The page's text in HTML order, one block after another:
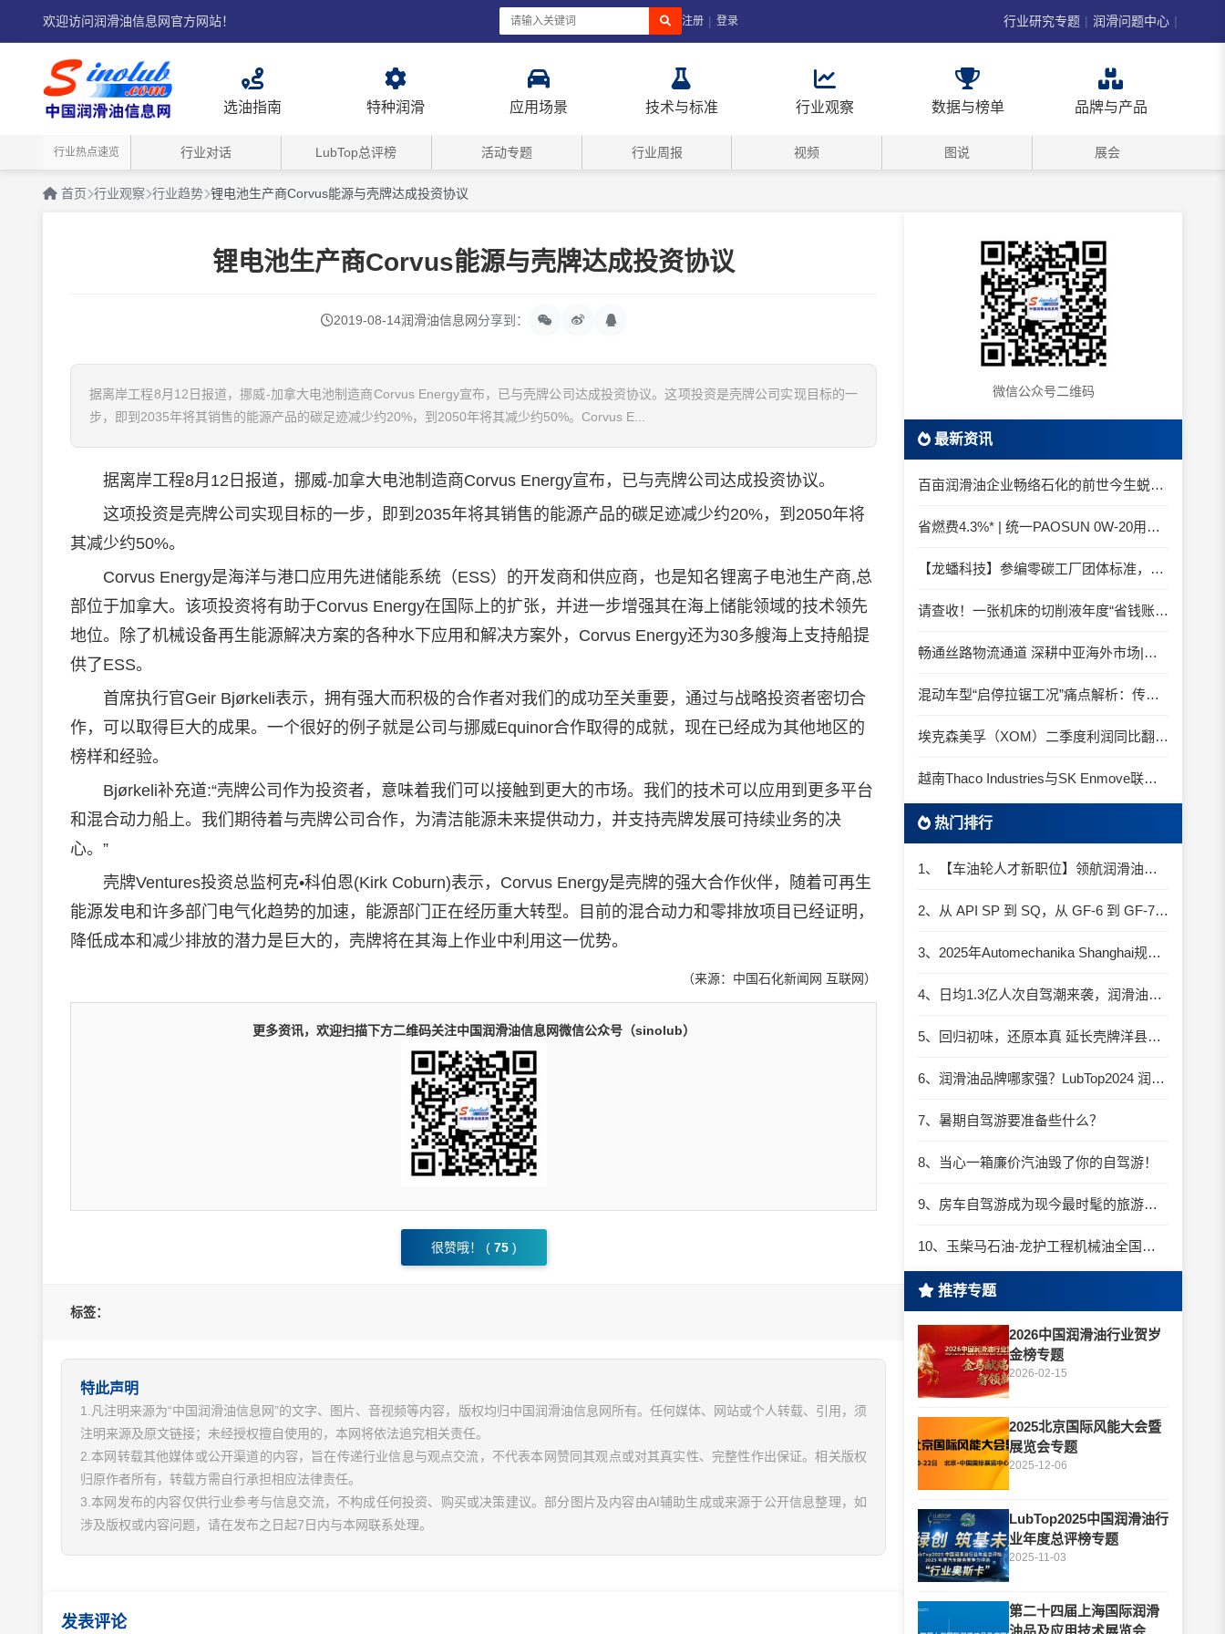
欢迎访问润滑油信息网官方网站！ 注册 | 登录 行业研究专题 | 润滑问题中心 |
选油指南 特种润滑 应用场景 技术与标准 行业观察 数据与榜单 品牌与产品
行业热点速览 行业对话 LubTop总评榜 活动专题 行业周报 视频 图说 展会
首页 行业观察 行业趋势 锂电池生产商Corvus能源与壳牌达成投资协议
锂电池生产商Corvus能源与壳牌达成投资协议
2019-08-14润滑油信息网分享到：
据离岸工程8月12日报道，挪威-加拿大电池制造商Corvus Energy宣布，已与壳牌公司达成投资协议。这项投资是壳牌公司实现目标的一
步，即到2035年将其销售的能源产品的碳足迹减少约20%，到2050年将其减少约50%。Corvus E...
据离岸工程8月12日报道，挪威-加拿大电池制造商Corvus Energy宣布，已与壳牌公司达成投资协议。
这项投资是壳牌公司实现目标的一步，即到2035年将其销售的能源产品的碳足迹减少约20%，到2050年将
其减少约50%。
Corvus Energy是海洋与港口应用先进储能系统（ESS）的开发商和供应商，也是知名锂离子电池生产商,总
部位于加拿大。该项投资将有助于Corvus Energy在国际上的扩张，并进一步增强其在海上储能领域的技术领先
地位。除了机械设备再生能源解决方案的各种水下应用和解决方案外，Corvus Energy还为30多艘海上支持船提
供了ESS。
首席执行官Geir Bjørkeli表示，拥有强大而积极的合作者对我们的成功至关重要，通过与战略投资者密切合
作，可以取得巨大的成果。一个很好的例子就是公司与挪威Equinor合作取得的成就，现在已经成为其他地区的
榜样和经验。
Bjørkeli补充道:“壳牌公司作为投资者，意味着我们可以接触到更大的市场。我们的技术可以应用到更多平台
和混合动力船上。我们期待着与壳牌公司合作，为清洁能源未来提供动力，并支持壳牌发展可持续业务的决
心。”
壳牌Ventures投资总监柯克•科伯恩(Kirk Coburn)表示，Corvus Energy是壳牌的强大合作伙伴，随着可再生
能源发电和许多部门电气化趋势的加速，能源部门正在经历重大转型。目前的混合动力和零排放项目已经证明，
降低成本和减少排放的潜力是巨大的，壳牌将在其海上作业中利用这一优势。
（来源：中国石化新闻网 互联网）
更多资讯，欢迎扫描下方二维码关注中国润滑油信息网微信公众号（sinolub）
很赞哦！ ( 75 )
标签：
特此声明
1.凡注明来源为“中国润滑油信息网”的文字、图片、音视频等内容，版权均归中国润滑油信息网所有。任何媒体、网站或个人转载、引用，须
注明来源及原文链接；未经授权擅自使用的，本网将依法追究相关责任。
2.本网转载其他媒体或公开渠道的内容，旨在传递行业信息与观点交流，不代表本网赞同其观点或对其真实性、完整性作出保证。相关版权
归原作者所有，转载方需自行承担相应法律责任。
3.本网发布的内容仅供行业参考与信息交流，不构成任何投资、购买或决策建议。部分图片及内容由AI辅助生成或来源于公开信息整理，如
涉及版权或内容问题，请在发布之日起7日内与本网联系处理。
发表评论
微信公众号二维码
最新资讯
百亩润滑油企业畅络石化的前世今生蜕变之路
省燃费4.3%* | 统一PAOSUN 0W-20用认证和标准说话
【龙蟠科技】参编零碳工厂团体标准，龙蟠科技以绿色智造锚定零碳未来
请查收！一张机床的切削液年度“省钱账单”
畅通丝路物流通道 深耕中亚海外市场|中国石化SINOPEC润滑油北京-阿拉木图图定班列顺利抵达
混动车型“启停拉锯工况”痛点解析：传统机油为何频繁出现油泥堆积？
埃克森美孚（XOM）二季度利润同比翻倍 创2022年以来新高
越南Thaco Industries与SK Enmove联手合作润滑油
热门排行
1、【车油轮人才新职位】领航润滑油优质职位招聘
2、从 API SP 到 SQ，从 GF-6 到 GF-7：润滑油技术壁垒再升高，你准备好了吗？
3、2025年Automechanika Shanghai规模再度扩大：首次启用国家会展中心（上海）全部15个展馆
4、日均1.3亿人次自驾潮来袭，润滑油行业解锁增长新密码​
5、回归初味，还原本真 延长壳牌洋县踏春自驾游
6、润滑油品牌哪家强？LubTop2024 润滑油总评榜荣耀张榜
7、暑期自驾游要准备些什么？
8、当心一箱廉价汽油毁了你的自驾游！
9、房车自驾游成为现今最时髦的旅游方式
10、玉柴马石油-龙护工程机械油全国招商丨卓越的品质，专业的品牌！
推荐专题
2026中国润滑油行业贺岁
金榜专题
2026-02-15
2025北京国际风能大会暨
展览会专题
2025-12-06
LubTop2025中国润滑油行
业年度总评榜专题
2025-11-03
第二十四届上海国际润滑
油品及应用技术展览会专